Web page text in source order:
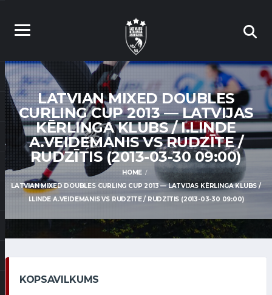
LATVIAN MIXED DOUBLES
CURLING CUP 2013 — LATVIJAS
KĒRLINGA KLUBS / I.LINDE
A.VEIDEMANIS VS RUDZĪTE /
RUDZĪTIS (2013-03-30 09:00)
HOME
LATVIAN MIXED DOUBLES CURLING CUP 2013 — LATVIJAS KĒRLINGA KLUBS /
I.LINDE A.VEIDEMANIS VS RUDZĪTE / RUDZĪTIS (2013-03-30 09:00)
KOPSAVILKUMS